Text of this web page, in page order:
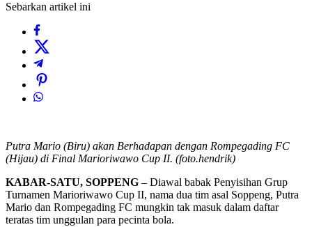
Sebarkan artikel ini
Putra Mario (Biru) akan Berhadapan dengan Rompegading FC
(Hijau) di Final Marioriwawo Cup II. (foto.hendrik)
KABAR-SATU, SOPPENG – Diawal babak Penyisihan Grup
Turnamen Marioriwawo Cup II, nama dua tim asal Soppeng, Putra
Mario dan Rompegading FC mungkin tak masuk dalam daftar
teratas tim unggulan para pecinta bola.